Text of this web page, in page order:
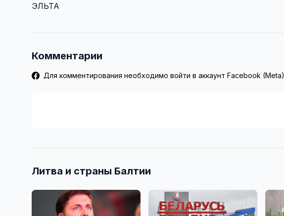
ЭЛЬТА
Комментарии
Для комментирования необходимо войти в аккаунт Facebook (Meta)
Литва и страны Балтии